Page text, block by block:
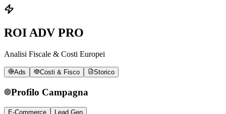
ROI ADV PRO
Analisi Fiscale & Costi Europei
Ads Costi & Fisco Storico
Profilo Campagna
E-Commerce Lead Gen